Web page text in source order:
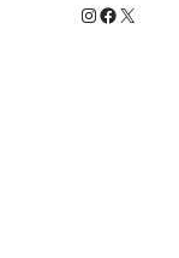
Instagram
X